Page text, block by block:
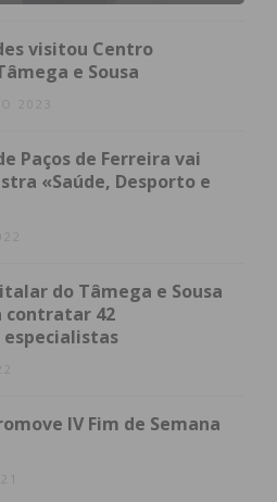
visitou Centro
e Sousa
2023
Paços de Ferreira vai
«Saúde, Desporto e
do Tâmega e Sousa
contratar 42
IV Fim de Semana